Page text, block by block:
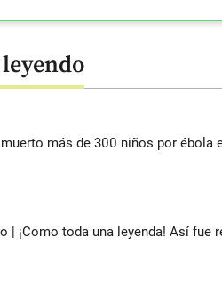
más de 300 niños por ébola
| ¡Como toda una leyenda! Así